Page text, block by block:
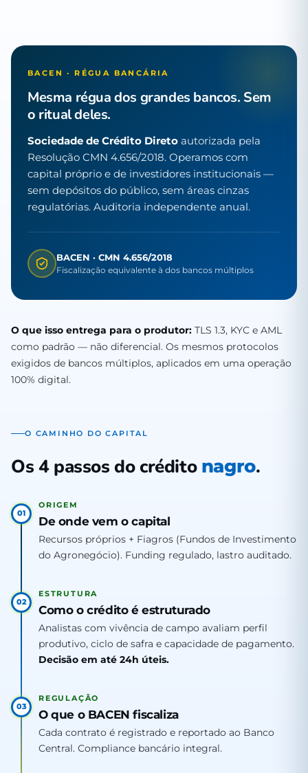
BACEN · RÉGUA BANCÁRIA
Mesma régua dos grandes bancos. Sem
o ritual deles.
Sociedade de Crédito Direto autorizada pela
Resolução CMN 4.656/2018. Operamos com
capital próprio e de investidores institucionais —
sem depósitos do público, sem áreas cinzas
regulatórias. Auditoria independente anual.
BACEN · CMN 4.656/2018
Fiscalização equivalente à dos bancos múltiplos
O que isso entrega para o produtor: TLS 1.3, KYC e AML
como padrão — não diferencial. Os mesmos protocolos
exigidos de bancos múltiplos, aplicados em uma operação
100% digital.
O CAMINHO DO CAPITAL
Os 4 passos do crédito nagro.
01
ORIGEM
De onde vem o capital
Recursos próprios + Fiagros (Fundos de Investimento
do Agronegócio). Funding regulado, lastro auditado.
02
ESTRUTURA
Como o crédito é estruturado
Analistas com vivência de campo avaliam perfil
produtivo, ciclo de safra e capacidade de pagamento.
Decisão em até 24h úteis.
03
REGULAÇÃO
O que o BACEN fiscaliza
Cada contrato é registrado e reportado ao Banco
Central. Compliance bancário integral.